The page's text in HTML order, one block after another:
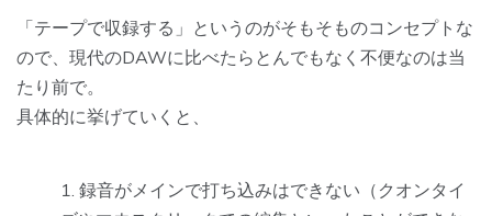
「テープで収録する」というのがそもそものコンセプトな
ので、現代のDAWに比べたらとんでもなく不便なのは当
たり前で。
具体的に挙げていくと、
録音がメインで打ち込みはできない（クオンタイ